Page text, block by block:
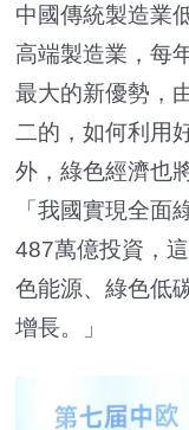
中國傳統製造業
高端製造業，每
最大的新優勢，
二的，如何利用
外，綠色經濟也
「我國實現全面
487萬億投資，
色能源、綠色低
增長。」